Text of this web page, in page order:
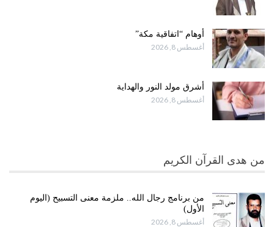
أوهام “اتفاقية مكة”
أغسطس 8, 2026
أشرق مولد النور والهداية
أغسطس 8, 2026
من هدى القرآن الكريم
من برنامج رجال الله.. ملزمة معنى التسبيح (اليوم
الأول)
أغسطس 8, 2026